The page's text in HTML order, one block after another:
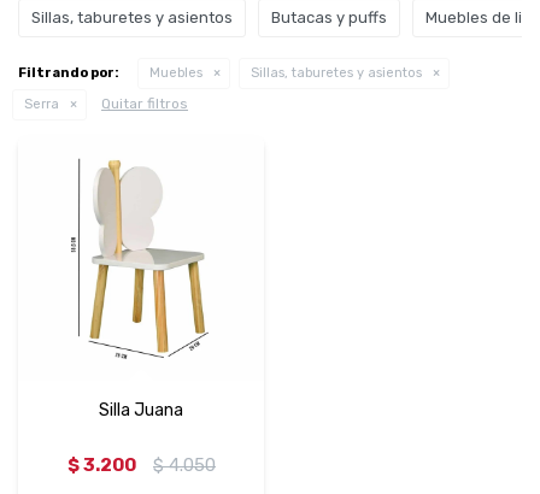
Sillas, taburetes y asientos Butacas y puffs Muebles de
Filtrando por: Muebles
Sillas, taburetes y asientos
Serra
Quitar filtros
Silla Juana
$3.200 $ 4.050